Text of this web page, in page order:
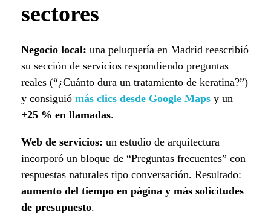
sectores
Negocio local: una peluquería en Madrid reescribió
su sección de servicios respondiendo preguntas
reales (“¿Cuánto dura un tratamiento de keratina?”)
y consiguió más clics desde Google Maps y un
+25 % en llamadas.
Web de servicios: un estudio de arquitectura
incorporó un bloque de “Preguntas frecuentes” con
respuestas naturales tipo conversación. Resultado:
aumento del tiempo en página y más solicitudes
de presupuesto.